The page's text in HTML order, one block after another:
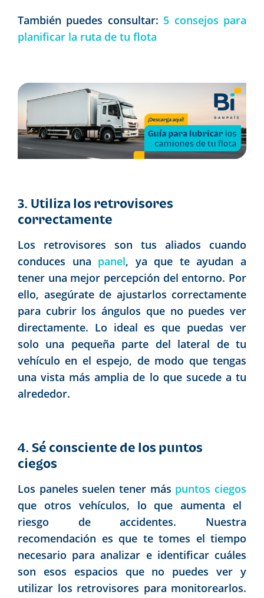
También puedes consultar: 5 consejos para
planificar la ruta de tu flota
3. Utiliza los retrovisores
correctamente
Los retrovisores son tus aliados cuando
conduces una panel, ya que te ayudan a
tener una mejor percepción del entorno. Por
ello, asegúrate de ajustarlos correctamente
para cubrir los ángulos que no puedes ver
directamente. Lo ideal es que puedas ver
solo una pequeña parte del lateral de tu
vehículo en el espejo, de modo que tengas
una vista más amplia de lo que sucede a tu
alrededor.
4. Sé consciente de los puntos
ciegos
Los paneles suelen tener más puntos ciegos
que otros vehículos, lo que aumenta el
riesgo de accidentes. Nuestra
recomendación es que te tomes el tiempo
necesario para analizar e identificar cuáles
son esos espacios que no puedes ver y
utilizar los retrovisores para monitorearlos.